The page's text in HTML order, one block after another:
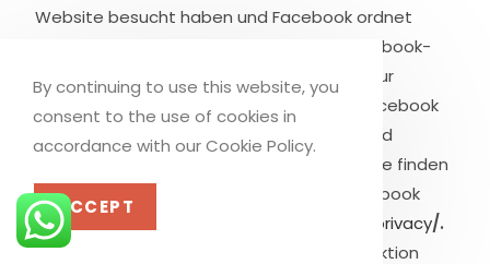
Website besucht haben und Facebook ordnet
diese Information Ihrem persönlichen Facebook-
Benutzerkonto zu. Nähere Informationen zur
Erhebung und Nutzung der Daten durch Facebook
sowie über Ihre diesbezüglichen Rechte und
Möglichkeiten zum Schutz Ihrer Privatsphäre finden
Sie in den Datenschutzhinweisen von Facebook
unter
https://www.facebook.com/about/privacy/.
Alternativ können Sie die Remarketing-Funktion
By continuing to use this website, you
consent to the use of cookies in
accordance with our Cookie Policy.
ACCEPT